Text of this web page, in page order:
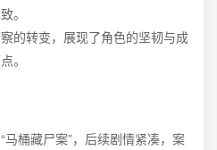
。
的转变，展现了角色的坚韧与成
。
马桶藏尸案”，后续剧情紧凑，案